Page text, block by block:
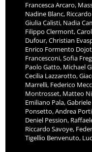
Francesca Arcaro,
Nadine Blanc,
Giulia Calisti, Nadia
Filippo Clermont,
Dufour, Christian
Enrico Formento
Francesconi, Sofia
Paolo Gatto, Michael
Cecilia Lazzarotto,
Marrelli, Federico
Montrosset, Matteo
Emiliano Pala,
Ponsetto, Andrea
Deniel Pession,
Riccardo Savoye,
Tigellio Benvenuto,